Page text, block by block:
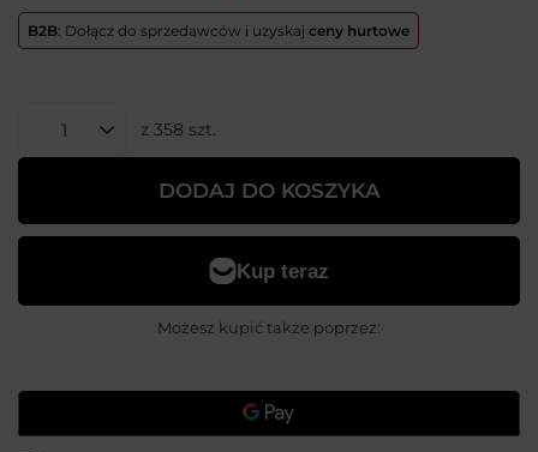
B2B: Dołącz do sprzedawców i uzyskaj ceny hurtowe
z 358 szt.
DODAJ DO KOSZYKA
Możesz kupić także poprzez: